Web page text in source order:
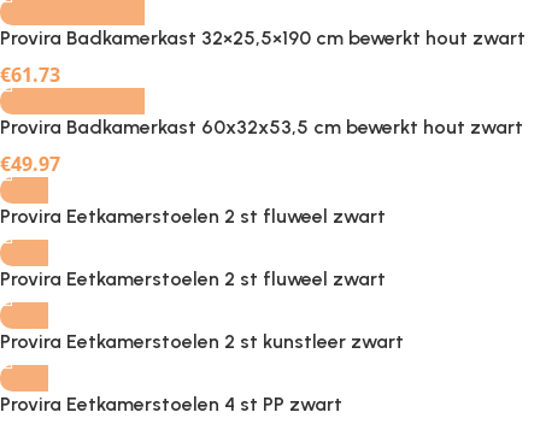
Provira Badkamerkast 32×25,5×190 cm bewerkt hout zwart
€61.73
- +
Provira Badkamerkast 60x32x53,5 cm bewerkt hout zwart
€49.97
Provira Eetkamerstoelen 2 st fluweel zwart
Provira Eetkamerstoelen 2 st fluweel zwart
Provira Eetkamerstoelen 2 st kunstleer zwart
Provira Eetkamerstoelen 4 st PP zwart